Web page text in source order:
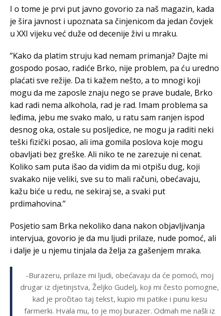
I o tome je prvi put javno govorio za naš magazin, kada
je šira javnost i upoznata sa činjenicom da jedan čovjek
u XXI vijeku već duže od decenije živi u mraku.
”Kako da platim struju kad nemam primanja? Dajte mi
gospodo posao, radiće Brko, nije problem, pa ću uredno
plaćati sve režije. Da ti kažem nešto, a to mnogi koji
mogu da me zaposle znaju nego se prave budale, Brko
kad radi nema alkohola, rad je rad. Imam problema sa
leđima, jebu me svako malo, u ratu sam ranjen ispod
desnog oka, ostale su posljedice, ne mogu ja raditi neki
teški fizički posao, ali ima gomila poslova koje mogu
obavljati bez greške. Ali niko te ne zarezuje ni cenat.
Koliko sam puta išao da vidim da mi otpišu dug, koji
svakako nije veliki, sve su to mali računi, obećavaju,
kažu biće u redu, ne sekiraj se, a svaki put
prdimahovina.’’
Posjetio sam Brka nekoliko dana nakon objavljivanja
intervjua, govorio je da mu ljudi prilaze, nude pomoć, ali
i dalje je u njemu tinjala da želja za gašenjem mraka.
-Burazeru, prilaze mi ljudi, obećavaju da će pomoći, moj
drugar iz djetinjstva, Željko Gudelj, koji mi često pomogne,
kad je pročitao taj tekst, kupio mi patike i punu kesu
farmerki. Hvala mu, to je moj burazer. Odmah me našli iz